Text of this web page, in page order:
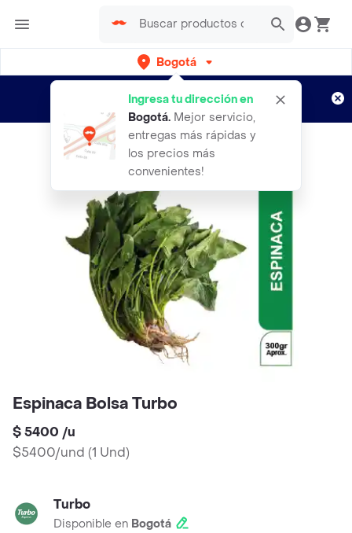
Bogotá
Ingresa tu dirección en
Bogotá. Mejor servicio,
entregas más rápidas y
los precios más
convenientes!
envíos gratis por semanas
Aplican TyC
Espinaca Bolsa Turbo
$ 5400 /u
$5400/und (1 Und)
Turbo
Disponible en Bogotá